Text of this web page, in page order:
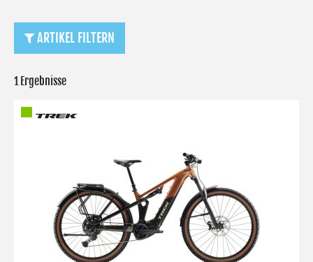
ARTIKEL FILTERN
1 Ergebnisse